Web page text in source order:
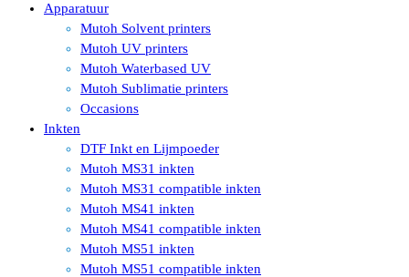
Apparatuur
Mutoh Solvent printers
Mutoh UV printers
Mutoh Waterbased UV
Mutoh Sublimatie printers
Occasions
Inkten
DTF Inkt en Lijmpoeder
Mutoh MS31 inkten
Mutoh MS31 compatible inkten
Mutoh MS41 inkten
Mutoh MS41 compatible inkten
Mutoh MS51 inkten
Mutoh MS51 compatible inkten